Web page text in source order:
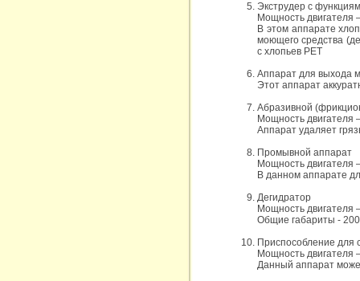
Экструдер с
Мощность двигателя
В этом аппарате
моющего средства
с хлопьев PET
Аппарат для выхода
Этот аппарат
Абразивной
Мощность двигателя
Аппарат удаляет
Промывной аппарат
Мощность двигателя
В данном аппарате
Дегидратор
Мощность двигателя
Общие габариты -
Приспособление для
Мощность двигателя
Данный аппарат